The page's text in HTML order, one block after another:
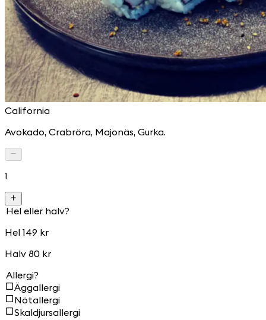
California
Avokado, Crabröra, Majonäs, Gurka.
1
Hel eller halv?
Hel 149 kr
Halv 80 kr
Allergi?
Äggallergi
Nötallergi
Skaldjursallergi